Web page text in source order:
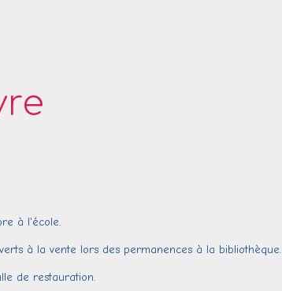
à l'école.
à la vente lors des permanences à la bibliothèque.
de restauration.